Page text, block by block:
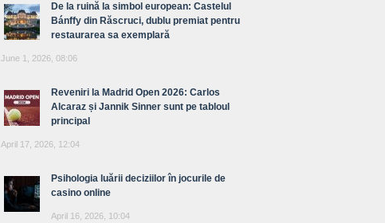
De la ruină la simbol european: Castelul
Bánffy din Răscruci, dublu premiat pentru
restaurarea sa exemplară
June 1, 2026, 08:06
Reveniri la Madrid Open 2026: Carlos
Alcaraz și Jannik Sinner sunt pe tabloul
principal
April 17, 2026, 12:04
Psihologia luării deciziilor în jocurile de
casino online
April 16, 2026, 10:04